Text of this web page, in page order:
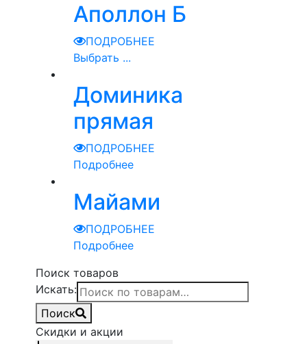
Аполлон Б
ПОДРОБНЕЕ
Выбрать ...
Доминика
прямая
ПОДРОБНЕЕ
Подробнее
Майами
ПОДРОБНЕЕ
Подробнее
Поиск товаров
Искать:
Поиск
Скидки и акции